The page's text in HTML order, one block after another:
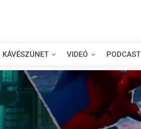
KÁVÉSZÜNET VIDEÓ PODCAST